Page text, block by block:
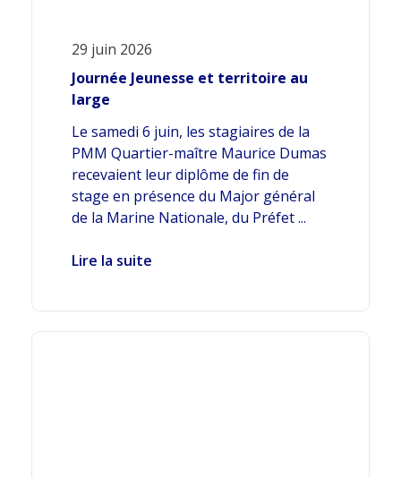
29 juin 2026
Journée Jeunesse et territoire au
large
Le samedi 6 juin, les stagiaires de la
PMM Quartier-maître Maurice Dumas
recevaient leur diplôme de fin de
stage en présence du Major général
de la Marine Nationale, du Préfet ...
Lire la suite